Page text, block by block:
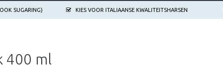
SUGARING) KIES VOOR ITALIAANSE KWALITEITSHARSEN
400 ml